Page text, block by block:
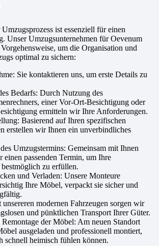
ist essenziell für einen
Unser Umzugsunternehmen für Oevenum
um die Organisation und
optimal zu sichern:
Sie kontaktieren uns, um erste Details zu
Bedarfs: Durch Nutzung des
einer Vor-Ort-Besichtigung oder
ermitteln wir Ihre Anforderungen.
Basierend auf Ihren spezifischen
erstellen wir Ihnen ein unverbindliches
Umzugstermins: Gemeinsam mit Ihnen
einen passenden Termin, um Ihre
zu erfüllen.
und Verladen: Unsere Monteure
Ihre Möbel, verpackt sie sicher und
modernen Fahrzeugen sorgen wir
und pünktlichen Transport Ihrer Güter.
der Möbel: Am neuen Standort
ausgeladen und professionell montiert,
schnell heimisch fühlen können.